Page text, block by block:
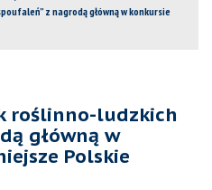
z nagrodą główną w konkursie
roślinno-ludzkich
główną w
Polskie